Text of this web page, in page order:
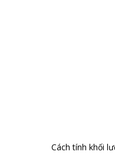
Cách tính khối